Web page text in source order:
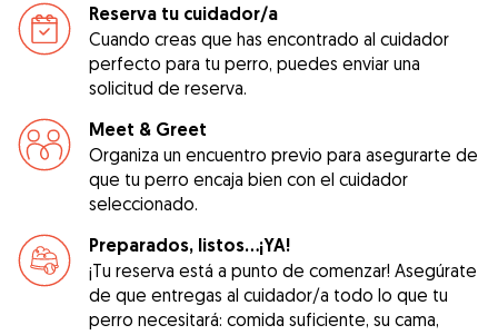
Reserva tu cuidador/a
Cuando creas que has encontrado al cuidador
perfecto para tu perro, puedes enviar una
solicitud de reserva.
Meet & Greet
Organiza un encuentro previo para asegurarte de
que tu perro encaja bien con el cuidador
seleccionado.
Preparados, listos...¡YA!
¡Tu reserva está a punto de comenzar! Asegúrate
de que entregas al cuidador/a todo lo que tu
perro necesitará: comida suficiente, su cama,